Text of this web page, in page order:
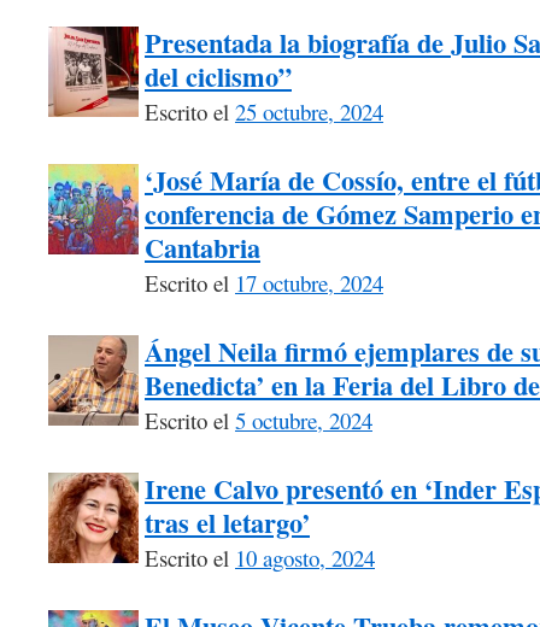
Presentada la biografía de Julio
del ciclismo”
Escrito el 25 octubre, 2024
‘José María de Cossío, entre el
conferencia de Gómez Samperio
Cantabria
Escrito el 17 octubre, 2024
Ángel Neila firmó ejemplares de
Benedicta’ en la Feria del Libro
Escrito el 5 octubre, 2024
Irene Calvo presentó en ‘Inder
tras el letargo’
Escrito el 10 agosto, 2024